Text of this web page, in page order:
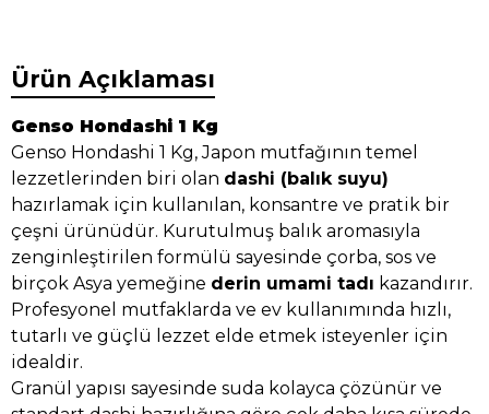
Ürün Açıklaması
Genso Hondashi 1 Kg
Genso Hondashi 1 Kg, Japon mutfağının temel
lezzetlerinden biri olan dashi (balık suyu)
hazırlamak için kullanılan, konsantre ve pratik bir
çeşni ürünüdür. Kurutulmuş balık aromasıyla
zenginleştirilen formülü sayesinde çorba, sos ve
birçok Asya yemeğine derin umami tadı kazandırır.
Profesyonel mutfaklarda ve ev kullanımında hızlı,
tutarlı ve güçlü lezzet elde etmek isteyenler için
idealdir.
Granül yapısı sayesinde suda kolayca çözünür ve